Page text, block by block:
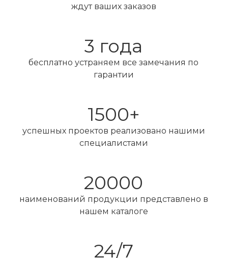
ждут ваших заказов
3 года
бесплатно устраняем все замечания по
гарантии
1500+
успешных проектов реализовано нашими
специалистами
20000
наименований продукции представлено в
нашем каталоге
24/7